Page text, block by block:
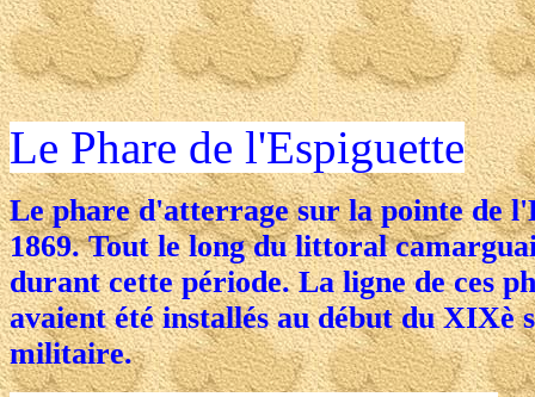
Le Phare de l'Espiguette
Le phare d'atterrage sur la pointe de
1869. Tout le long du littoral
durant cette période. La ligne de ces
avaient été installés au début du XIXè
militaire.